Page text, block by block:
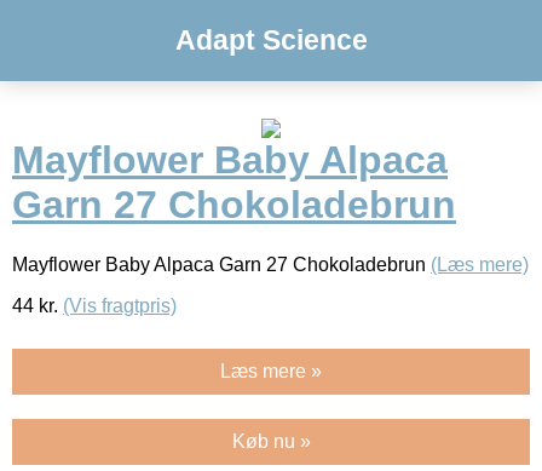
Adapt Science
Mayflower Baby Alpaca
Garn 27 Chokoladebrun
Mayflower Baby Alpaca Garn 27 Chokoladebrun (Læs mere)
44 kr. (Vis fragtpris)
Læs mere »
Køb nu »